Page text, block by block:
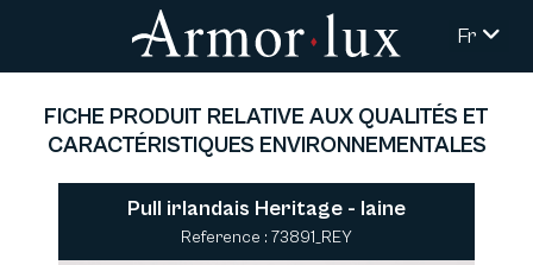
Fr
FICHE PRODUIT RELATIVE AUX QUALITÉS ET
CARACTÉRISTIQUES ENVIRONNEMENTALES
Pull irlandais Heritage - laine
Reference : 73891_REY